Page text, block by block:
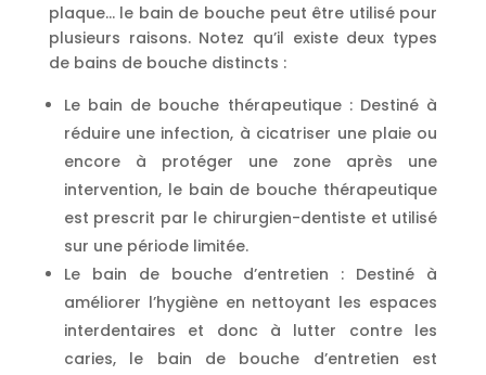
plaque… le bain de bouche peut être utilisé pour
plusieurs raisons. Notez qu’il existe deux types
de bains de bouche distincts :
Le bain de bouche thérapeutique : Destiné à
réduire une infection, à cicatriser une plaie ou
encore à protéger une zone après une
intervention, le bain de bouche thérapeutique
est prescrit par le chirurgien-dentiste et utilisé
sur une période limitée.
Le bain de bouche d’entretien : Destiné à
améliorer l’hygiène en nettoyant les espaces
interdentaires et donc à lutter contre les
caries, le bain de bouche d’entretien est